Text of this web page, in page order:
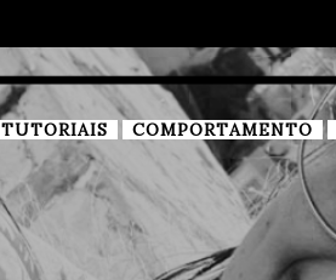
TUTORIAIS COMPORTAMENTO